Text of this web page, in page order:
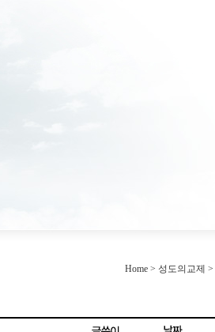
Home > 성도의교제 >